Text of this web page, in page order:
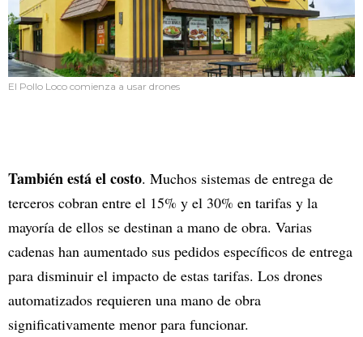
El Pollo Loco comienza a usar drones
También está el costo. Muchos sistemas de entrega de
terceros cobran entre el 15% y el 30% en tarifas y la
mayoría de ellos se destinan a mano de obra. Varias
cadenas han aumentado sus pedidos específicos de entrega
para disminuir el impacto de estas tarifas. Los drones
automatizados requieren una mano de obra
significativamente menor para funcionar.